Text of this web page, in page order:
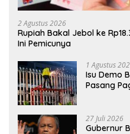
2 Agustus 2026
Rupiah Bakal Jebol ke
Ini Pemicunya
1 Agustus
Isu Demo
Pasang
27 Juli 2026
Gubernur